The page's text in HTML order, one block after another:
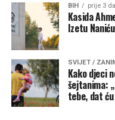
BIH prije 3
Kasida
Izetu
SVIJET /
Kako djeci
šejtanima:
tebe, dat